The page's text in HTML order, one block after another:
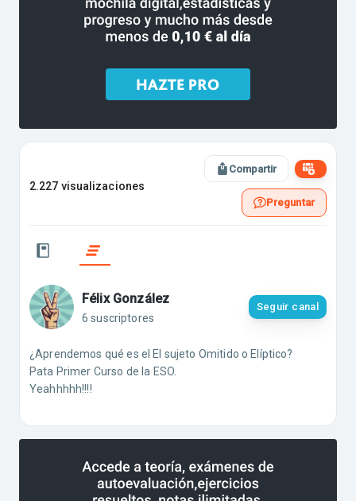
2.227 visualizaciones
Compartir
Preguntar
Félix González
6 suscriptores
Seguir canal
¿Aprendemos qué es el El sujeto Omitido o Elíptico?
Pata Primer Curso de la ESO.
Yeahhhhh!!!!